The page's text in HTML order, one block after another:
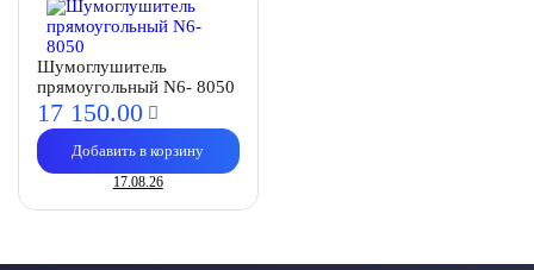
Шумоглушитель
прямоугольный N6- 8050
17 150.00
Добавить в корзину
17.08.26